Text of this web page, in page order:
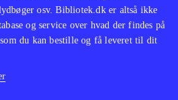
osv. Bibliotek.dk er altså ikke
og service over hvad der findes på
du kan bestille og få leveret til dit